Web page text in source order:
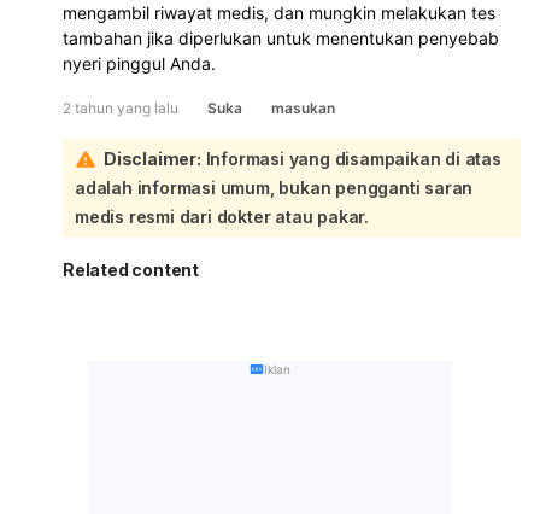
mengambil riwayat medis, dan mungkin melakukan tes
tambahan jika diperlukan untuk menentukan penyebab
nyeri pinggul Anda.
2 tahun yang lalu Suka masukan
Disclaimer: Informasi yang disampaikan di atas
adalah informasi umum, bukan pengganti saran
medis resmi dari dokter atau pakar.
Related content
Iklan